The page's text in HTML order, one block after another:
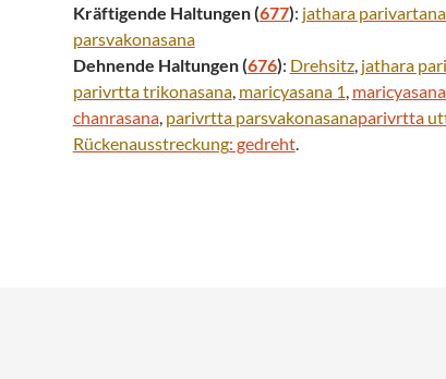
Kräftigende Haltungen (677): jathara
parsvakonasana
Dehnende Haltungen (676): Drehsitz, jathara
parivrttatrikonasana, maricyasana 1,
chanrasana, parivrtta parsvakonasanaparivrtta
Rückenausstreckung: gedreht.